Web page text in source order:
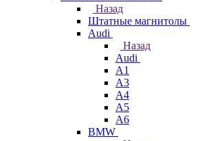
Назад
Штатные магнитолы
Audi
Назад
Audi
A1
A3
A4
A5
A6
BMW